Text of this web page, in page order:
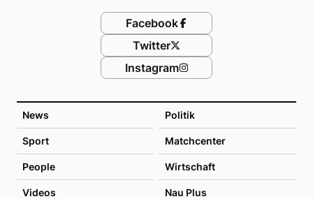
News Politik
Sport Matchcenter
People Wirtschaft
Videos Nau Plus
Facebook
Twitter
Instagram